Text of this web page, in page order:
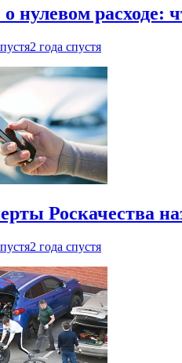
нулевом расходе:
2 года спустя
Роскачества
2 года спустя